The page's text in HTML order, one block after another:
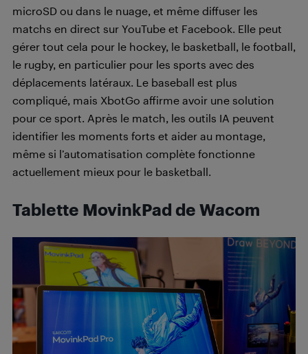
microSD ou dans le nuage, et même diffuser les
matchs en direct sur YouTube et Facebook. Elle peut
gérer tout cela pour le hockey, le basketball, le football,
le rugby, en particulier pour les sports avec des
déplacements latéraux. Le baseball est plus
compliqué, mais XbotGo affirme avoir une solution
pour ce sport. Après le match, les outils IA peuvent
identifier les moments forts et aider au montage,
même si l’automatisation complète fonctionne
actuellement mieux pour le basketball.
Tablette MovinkPad de Wacom